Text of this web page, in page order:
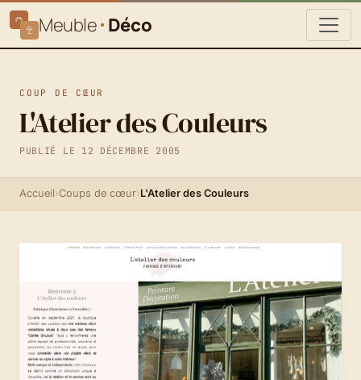
Meuble Déco
COUP DE CŒUR
L'Atelier des Couleurs
PUBLIÉ LE 12 DÉCEMBRE 2005
Accueil›Coups de cœur›L'Atelier des Couleurs